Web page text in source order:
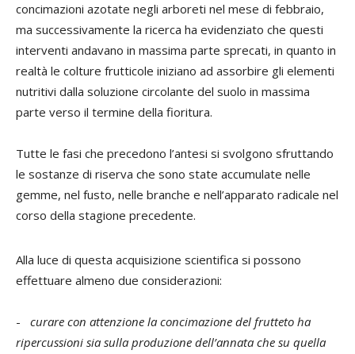
concimazioni azotate negli arboreti nel mese di febbraio,
ma successivamente la ricerca ha evidenziato che questi
interventi andavano in massima parte sprecati, in quanto in
realtà le colture frutticole iniziano ad assorbire gli elementi
nutritivi dalla soluzione circolante del suolo in massima
parte verso il termine della fioritura.
Tutte le fasi che precedono l’antesi si svolgono sfruttando
le sostanze di riserva che sono state accumulate nelle
gemme, nel fusto, nelle branche e nell’apparato radicale nel
corso della stagione precedente.
Alla luce di questa acquisizione scientifica si possono
effettuare almeno due considerazioni:
- curare con attenzione la concimazione del frutteto ha
ripercussioni sia sulla produzione dell’annata che su quella